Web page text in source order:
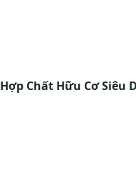
Hợp Chất Hữu Cơ Siêu